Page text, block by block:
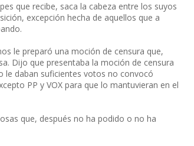
que recibe, saca la cabeza entre los suyos
excepción hecha de aquellos que a
le preparó una moción de censura que,
Dijo que presentaba la moción de censura
le daban suficientes votos no convocó
PP y VOX para que lo mantuvieran en el
que, después no ha podido o no ha